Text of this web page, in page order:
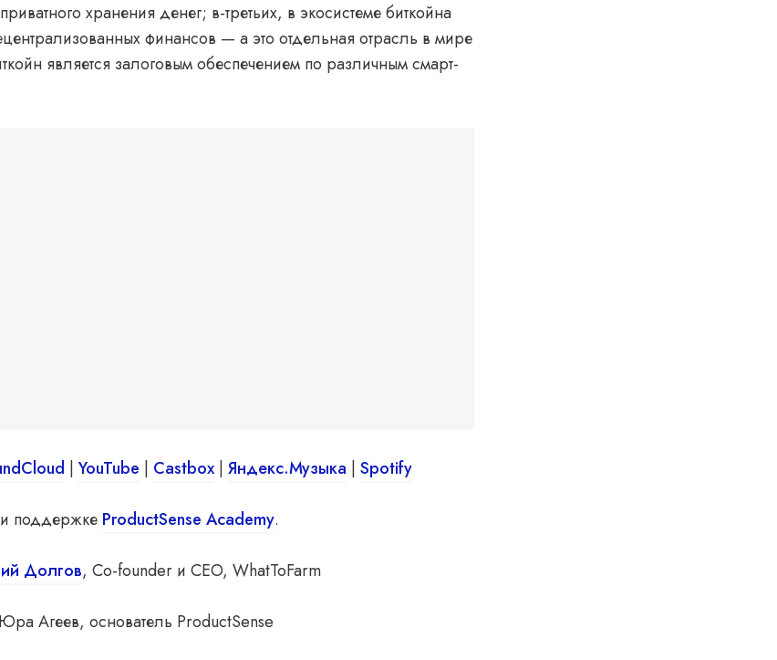
хранения денег; в-третьих, в экосистеме биткойна
финансов — а это отдельная отрасль в мире
является залоговым обеспечением по различным смарт-
| YouTube | Castbox| Яндекс.Музыка | Spotify
поддержке ProductSense Academy.
Долгов, Co-founder и CEO, WhatToFarm
Агеев, основатель ProductSense